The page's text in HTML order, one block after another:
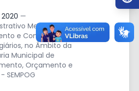
2020 —
Mensal de
e Contratações
no Âmbito da
Municipal de
Orçamento e
SEMPOG